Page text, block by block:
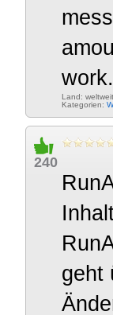
Land: weltweit
Kategorien:
240
geht